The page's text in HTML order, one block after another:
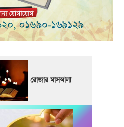
রোজার মাসআলা